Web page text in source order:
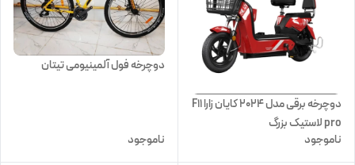
دوچرخه برقی مدل 2024 کایان زارا F11
pro لاستیک بزرگ
ناموجود
دوچرخه فول آلمینیومی تیتان
ناموجود